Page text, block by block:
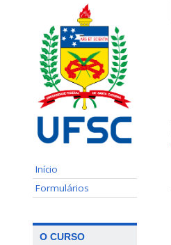
Início
Formulários
O CURSO